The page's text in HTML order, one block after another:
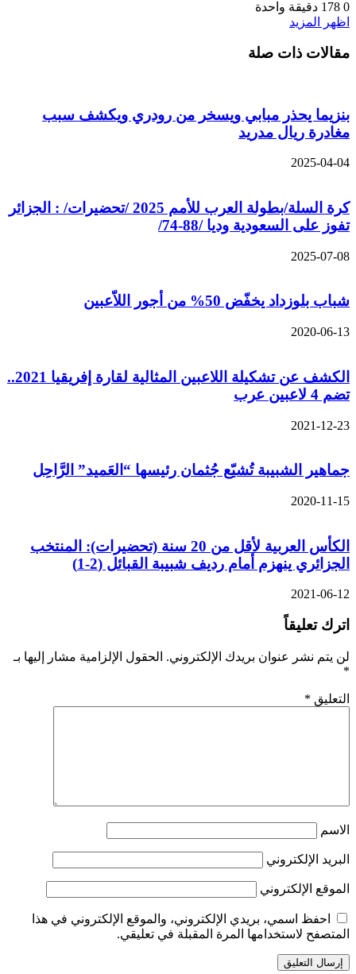
0
دقيقة واحدة
اظهر المزيد
مقالات ذات صلة
بنزيما يحذر مبابي ويسخر من رودري ويكشف سبب
مغادرة ريال مدريد
2025-04-04
كرة السلة/بطولة العرب للأمم 2025 /تحضيرات/ : الجزائر
تفوز على السعودية وديا /88-74/
2025-07-08
شباب بلوزداد يخفّض 50% من أجور اللاّعبين
2020-06-13
الكشف عن تشكيلة اللاعبين المثالية لقارة إفريقيا 2021..
تضم 4 لاعبين عرب
2021-12-23
جماهير الشبيبة تُشيّع جُثمان رئيسها “العَميد” الرَّاحِل
2020-11-15
الكأس العربية لأقل من 20 سنة (تحضيرات): المنتخب
الجزائري ينهزم أمام رديف شبيبة القبائل (2-1)
2021-06-12
اترك تعليقاً
لن يتم نشر عنوان بريدك الإلكتروني. الحقول الإلزامية مشار إليها بـ
*
التعليق *
الاسم
البريد الإلكتروني
الموقع الإلكتروني
احفظ اسمي، بريدي الإلكتروني، والموقع الإلكتروني في هذا
المتصفح لاستخدامها المرة المقبلة في تعليقي.